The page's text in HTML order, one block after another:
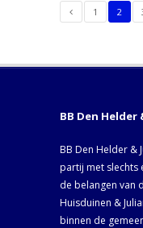
1 2
BB Den Helder
BB Den Helder &
partij met slechts
de belangen van
Huisduinen &
binnen de